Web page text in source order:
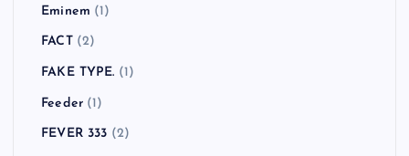
Eminem (1)
FACT(2)
FAKE TYPE. (1)
Feeder(1)
FEVER 333 (2)